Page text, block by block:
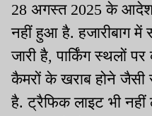
28 अगस्त 2025 के
नहीं हुआ है. हजारीबाग
जारी है, पार्किंग स्थलों
कैमरों के खराब होने जैसी
है. ट्रैफिक लाइट भी नहीं